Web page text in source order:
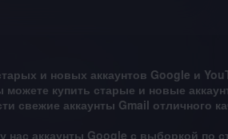
и новых аккаунтов Google и
купить старые и новые
свежие аккаунты Gmail отличного
нас аккаунты Google с выборкой по